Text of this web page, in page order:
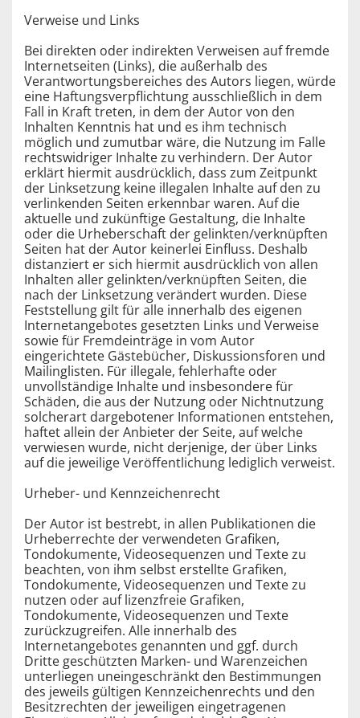
Verweise und Links
Bei direkten oder indirekten Verweisen auf fremde
Internetseiten (Links), die außerhalb des
Verantwortungsbereiches des Autors liegen, würde
eine Haftungsverpflichtung ausschließlich in dem
Fall in Kraft treten, in dem der Autor von den
Inhalten Kenntnis hat und es ihm technisch
möglich und zumutbar wäre, die Nutzung im Falle
rechtswidriger Inhalte zu verhindern. Der Autor
erklärt hiermit ausdrücklich, dass zum Zeitpunkt
der Linksetzung keine illegalen Inhalte auf den zu
verlinkenden Seiten erkennbar waren. Auf die
aktuelle und zukünftige Gestaltung, die Inhalte
oder die Urheberschaft der gelinkten/verknüpften
Seiten hat der Autor keinerlei Einfluss. Deshalb
distanziert er sich hiermit ausdrücklich von allen
Inhalten aller gelinkten/verknüpften Seiten, die
nach der Linksetzung verändert wurden. Diese
Feststellung gilt für alle innerhalb des eigenen
Internetangebotes gesetzten Links und Verweise
sowie für Fremdeinträge in vom Autor
eingerichtete Gästebücher, Diskussionsforen und
Mailinglisten. Für illegale, fehlerhafte oder
unvollständige Inhalte und insbesondere für
Schäden, die aus der Nutzung oder Nichtnutzung
solcherart dargebotener Informationen entstehen,
haftet allein der Anbieter der Seite, auf welche
verwiesen wurde, nicht derjenige, der über Links
auf die jeweilige Veröffentlichung lediglich verweist.
Urheber- und Kennzeichenrecht
Der Autor ist bestrebt, in allen Publikationen die
Urheberrechte der verwendeten Grafiken,
Tondokumente, Videosequenzen und Texte zu
beachten, von ihm selbst erstellte Grafiken,
Tondokumente, Videosequenzen und Texte zu
nutzen oder auf lizenzfreie Grafiken,
Tondokumente, Videosequenzen und Texte
zurückzugreifen. Alle innerhalb des
Internetangebotes genannten und ggf. durch
Dritte geschützten Marken- und Warenzeichen
unterliegen uneingeschränkt den Bestimmungen
des jeweils gültigen Kennzeichenrechts und den
Besitzrechten der jeweiligen eingetragenen